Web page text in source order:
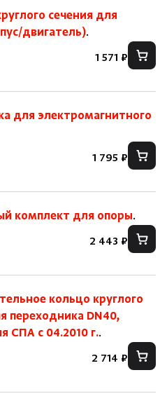
сечения для
двигатель).
1 571 ₽
для электромагнитного
1 795 ₽
комплект для опоры.
2 443 ₽
кольцо круглого
переходника DN40,
СПА с 04.2010 г..
2 714 ₽